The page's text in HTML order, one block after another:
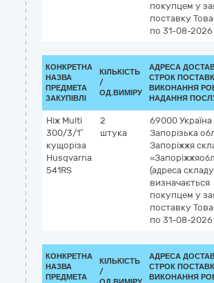
покупцем у
поставку
по 31-08-2026
КОНКРЕТНА
НАЗВА
ПРЕДМЕТА
ЗАКУПІВЛІ
КІЛЬКІСТЬ
/
ОД.ВИМІРУ
АДРЕСА
СТРОК
ВИКОНАННЯ
НАДАННЯ
Ніж Multi
300/3/1”
кущоріза
Husqvarna
541RS
2
штука
69000 Україна
Запорізька
Запоріжжя
(адреса складу
визначається
покупцем у
поставку
по 31-08-2026
КОНКРЕТНА
НАЗВА
ПРЕДМЕТА
КІЛЬКІСТЬ
/
АДРЕСА
СТРОК
ВИКОНАННЯ